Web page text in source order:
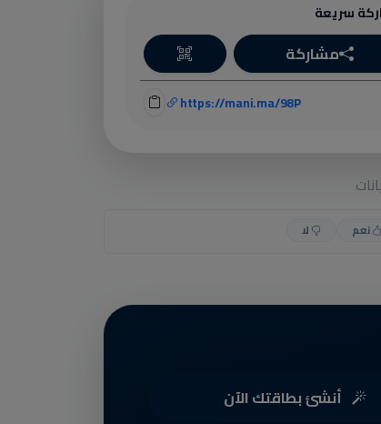
سريعة
مشاركة
https://mani.ma/98P
نعم لا
أنشئ بطاقتك الآن